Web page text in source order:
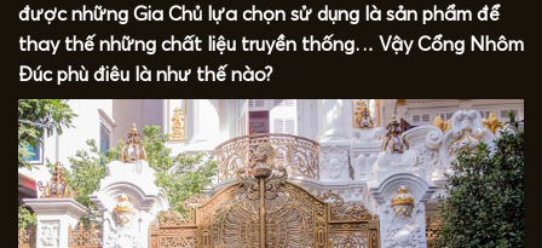
được những Gia Chủ lựa chọn sử dụng là sản phẩm để
thay thế những chất liệu truyền thống… Vậy Cổng Nhôm
Đúc phù điêu là như thế nào?